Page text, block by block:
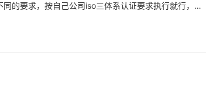
的要求，按自己公司iso三体系认证要求执行就行，因